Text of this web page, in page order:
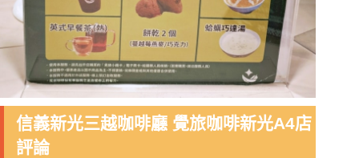
信義新光三越咖啡廳 覺旅咖啡新光A4店
評論